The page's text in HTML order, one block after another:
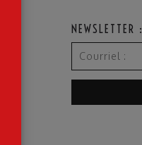
NEWSLETTER :